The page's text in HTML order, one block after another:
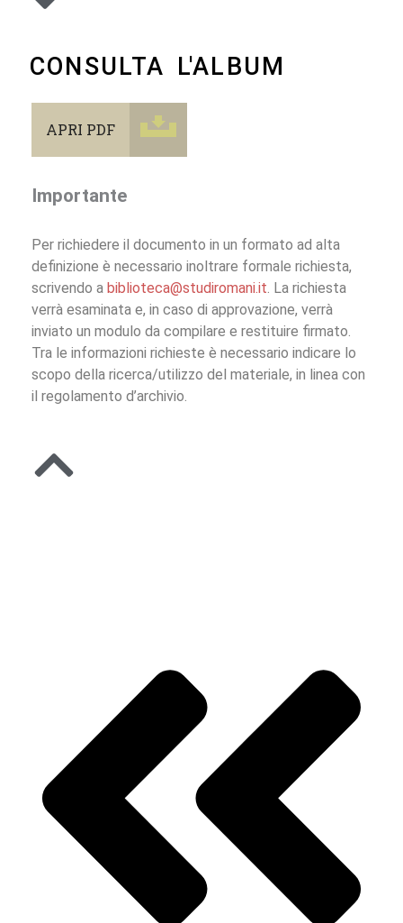
CONSULTA L'ALBUM
APRI PDF
Importante
Per richiedere il documento in un formato ad alta
definizione è necessario inoltrare formale richiesta,
scrivendo a biblioteca@studiromani.it. La richiesta
verrà esaminata e, in caso di approvazione, verrà
inviato un modulo da compilare e restituire firmato.
Tra le informazioni richieste è necessario indicare lo
scopo della ricerca/utilizzo del materiale, in linea con
il regolamento d’archivio.